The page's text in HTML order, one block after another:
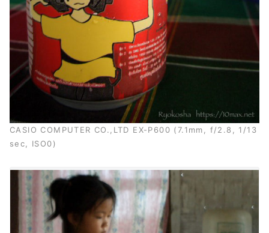
CASIO COMPUTER CO.,LTD EX-P600 (7.1mm, f/2.8, 1/13
sec, ISO0)